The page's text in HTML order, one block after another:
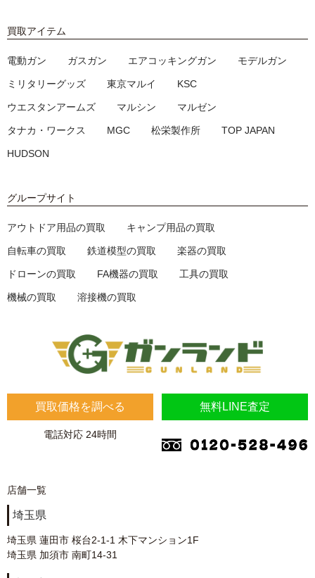
買取価格を調べる 無料LINE査定
電話対応 24時間
店舗一覧
埼玉県
埼玉県 蓮田市 桜台2-1-1 木下マンション1F
埼玉県 加須市 南町14-31
買取アイテム
電動ガン ガスガン エアコッキングガン モデルガン
ミリタリーグッズ 東京マルイ KSC
ウエスタンアームズ マルシン マルゼン
タナカ・ワークス MGC 松栄製作所 TOP JAPAN
HUDSON
グループサイト
アウトドア用品の買取 キャンプ用品の買取
自転車の買取 鉄道模型の買取 楽器の買取
ドローンの買取 FA機器の買取 工具の買取
機械の買取 溶接機の買取